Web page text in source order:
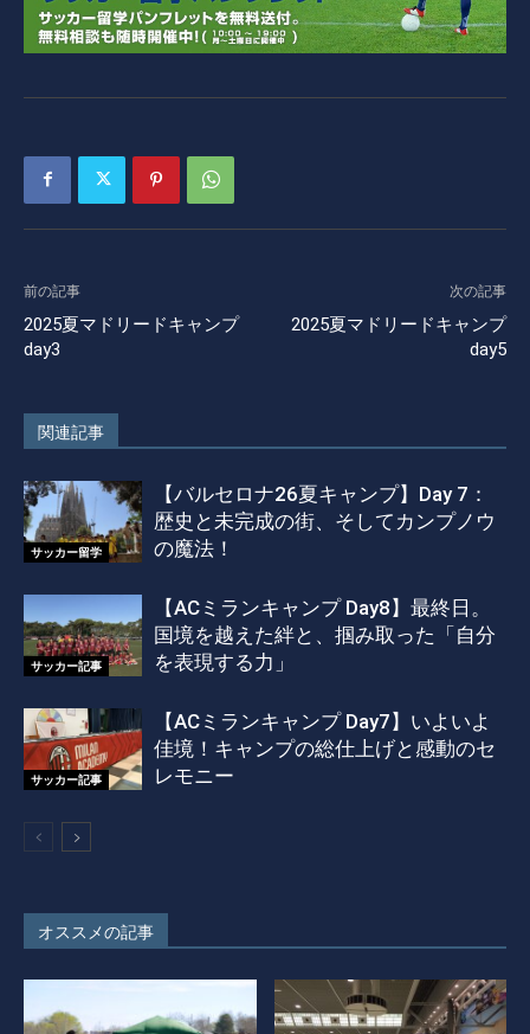
前の記事
2025夏マドリードキャンプ
day3
次の記事
2025夏マドリードキャンプ
day5
関連記事
サッカー留学
【バルセロナ26夏キャンプ】Day 7：
歴史と未完成の街、そしてカンプノウ
の魔法！
サッカー記事
【ACミランキャンプ Day8】最終日。
国境を越えた絆と、掴み取った「自分
を表現する力」
サッカー記事
【ACミランキャンプ Day7】いよいよ
佳境！キャンプの総仕上げと感動のセ
レモニー
オススメの記事